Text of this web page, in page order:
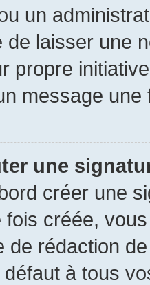
un
laisser une
propre
message une
une
créer une
fois créée,
de rédaction
à tous